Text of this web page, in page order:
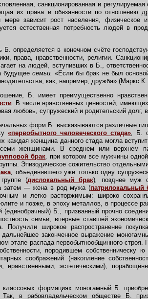
санкционированная и
их права и обязанности по отношению
мере зависит рост населения,
естественная потребность людей в
Б. определяется в конечном счёте
права, нравственности, религии.
на людей, вступивших в Б.,
будущее семьи. «Если бы брак не был
как, например, дружба» (Маркс
Б. имеет преимущественно
. В числе нравственных ценностей,
любовь, супружеский и родительский долг,
форм Б. высказываются различные
«первобытного человеческого стада»,
Б.
каждая женщина данного стада могла
женщинами. В среднем или верхнем
брак, при котором все мужчины
Эпизодическое сожительство
, объединявшего уже только одну
(дислокальный брак), позднее муж
затем — жена в род мужа (патрилокальный
и легко расторжимым: широко
и позже, в эпоху металлов, в процессе
Б., призванный прочно
семьи, впервые ставшей
Получили широкое распространение
законченное выражение
этапе распада первобытнообщинного
породившем
соображений (накопление
нравственными, эстетическими);
классовых формациях моногамный Б.
Так, в рабовладельческом обществе Б.